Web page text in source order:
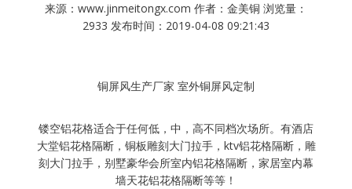
来源：www.jinmeitongx.com 作者：金美铜 浏览量：
2933 发布时间：2019-04-08 09:21:43
铜屏风生产厂家 室外铜屏风定制
镂空铝花格适合于任何低，中，高不同档次场所。有酒店
大堂铝花格隔断，铜板雕刻大门拉手，ktv铝花格隔断，雕
刻大门拉手，别墅豪华会所室内铝花格隔断，家居室内幕
墙天花铝花格隔断等等！